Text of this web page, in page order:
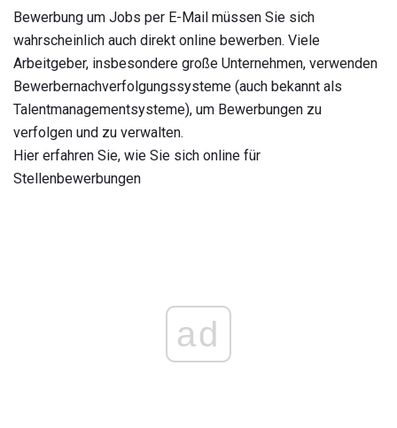
Bewerbung um Jobs per E-Mail müssen Sie sich
wahrscheinlich auch direkt online bewerben. Viele
Arbeitgeber, insbesondere große Unternehmen, verwenden
Bewerbernachverfolgungssysteme (auch bekannt als
Talentmanagementsysteme), um Bewerbungen zu
verfolgen und zu verwalten.
Hier erfahren Sie, wie Sie sich online für
Stellenbewerbungen
ad